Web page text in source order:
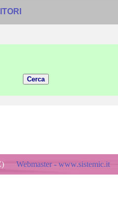
Webmaster - www.sistemic.it